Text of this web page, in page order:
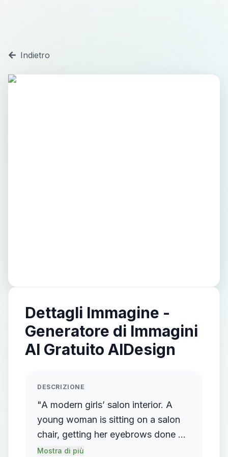
Indietro
Dettagli Immagine -
Generatore di Immagini
AI Gratuito AIDesign
DESCRIZIONE
"A modern girls’ salon interior. A
young woman is sitting on a salon
chair, getting her eyebrows done by
another female beautician standing
Mostra di più